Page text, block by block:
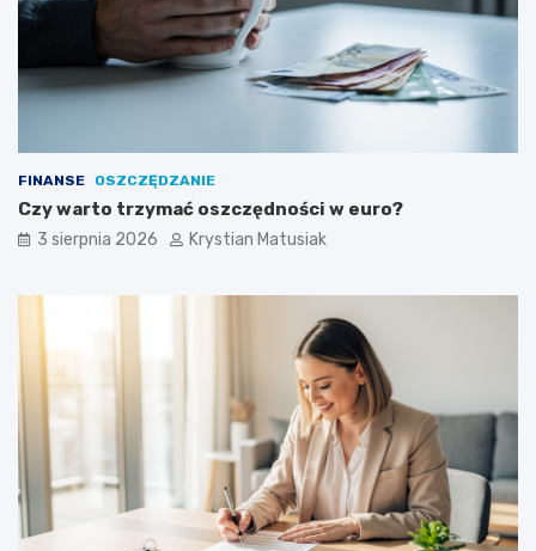
FINANSE OSZCZĘDZANIE
Czy warto trzymać oszczędności w euro?
3 sierpnia 2026 Krystian Matusiak